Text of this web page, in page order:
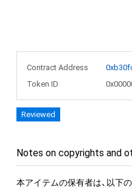
Contract Address
Token ID
Reviewed
Notes on copyrights and
本アイテムの保有者は、以下